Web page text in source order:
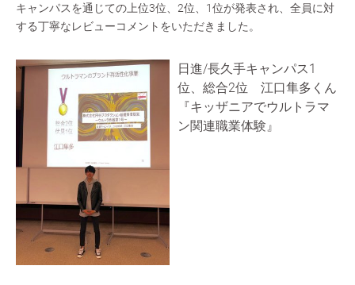
キャンパスを通じての上位3位、2位、1位が発表され、全員に対
する丁寧なレビューコメントをいただきました。
日進/長久手キャンパス1
位、総合2位 江口隼多くん
『キッザニアでウルトラマ
ン関連職業体験』